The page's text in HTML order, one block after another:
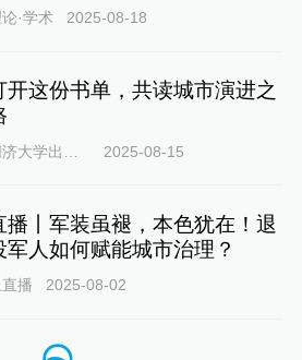
·学术 2025-08-18
开这份书单，共读城市演进之
2025-08-15
播丨军装虽褪，本色犹在！退
军人如何赋能城市治理？
播 2025-08-02